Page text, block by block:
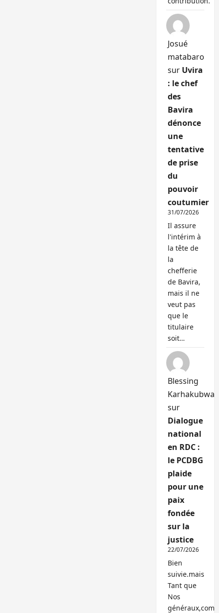
Josué
matabaro
sur Uvira
: le chef
des
Bavira
dénonce
une
tentative
de prise
du
pouvoir
coutumier
31/07/2026
Il assure
l'intérim à
la tête de
la
chefferie
de Bavira,
mais il ne
veut pas
que le
titulaire
soit…
Blessing
Karhakubwa
sur
Dialogue
national
en RDC :
le PCDBG
plaide
pour une
paix
fondée
sur la
justice
22/07/2026
Bien
suivie.mais
Tant que
Nos
généraux,com